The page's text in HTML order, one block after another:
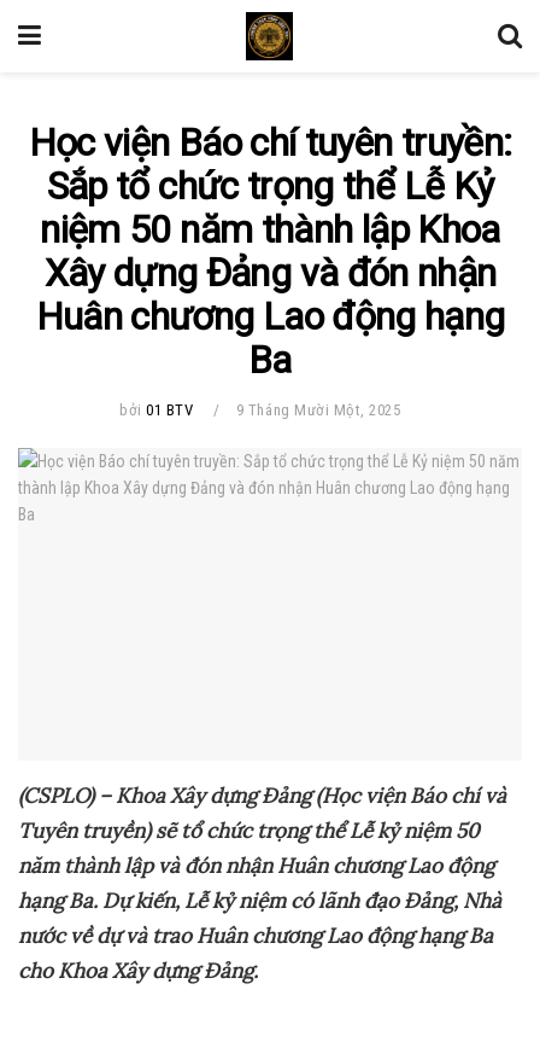
Học viện Báo chí tuyên truyền:
Sắp tổ chức trọng thể Lễ Kỷ
niệm 50 năm thành lập Khoa
Xây dựng Đảng và đón nhận
Huân chương Lao động hạng
Ba
bởi 01 BTV 9 Tháng Mười Một, 2025
(CSPLO) – Khoa Xây dựng Đảng(Học viện Báo chí và
Tuyên truyền)sẽ tổ chức trọng thể Lễ kỷ niệm 50
năm thành lập và đón nhận Huân chương Lao động
hạng Ba. Dự kiến, Lễ kỷ niệm có lãnh đạo Đảng, Nhà
nước về dự và trao Huân chương Lao động hạng Ba
cho Khoa Xây dựng Đảng.